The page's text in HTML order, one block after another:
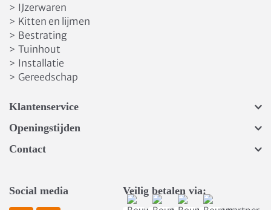
> IJzerwaren
> Kitten en lijmen
> Bestrating
> Tuinhout
> Installatie
> Gereedschap
Klantenservice
Openingstijden
Contact
Social media Veilig betalen via: